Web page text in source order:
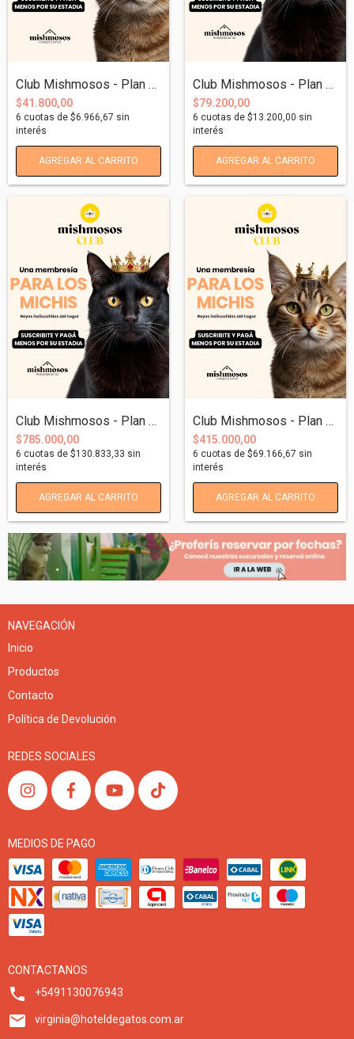
Club Mishmosos - Plan Michi-Cuidados Men...
$41.800,00
6 cuotas de $6.966,67 sin
interés
AGREGAR AL CARRITO
Club Mishmosos - Plan Michi-Frecuente Me...
$79.200,00
6 cuotas de $13.200,00 sin
interés
AGREGAR AL CARRITO
Club Mishmosos - Plan Michi-Frecuente An...
$785.000,00
6 cuotas de $130.833,33 sin
interés
AGREGAR AL CARRITO
Club Mishmosos - Plan Michi-Cuidados Anu...
$415.000,00
6 cuotas de $69.166,67 sin
interés
AGREGAR AL CARRITO
NAVEGACIÓN
Inicio
Productos
Contacto
Política de Devolución
REDES SOCIALES
MEDIOS DE PAGO
CONTACTANOS
+5491130076943
virginia@hoteldegatos.com.ar